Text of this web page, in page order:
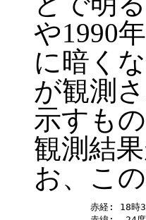
や1990
に暗く
が観測
示すも
観測結
お、こ
赤経: 18時